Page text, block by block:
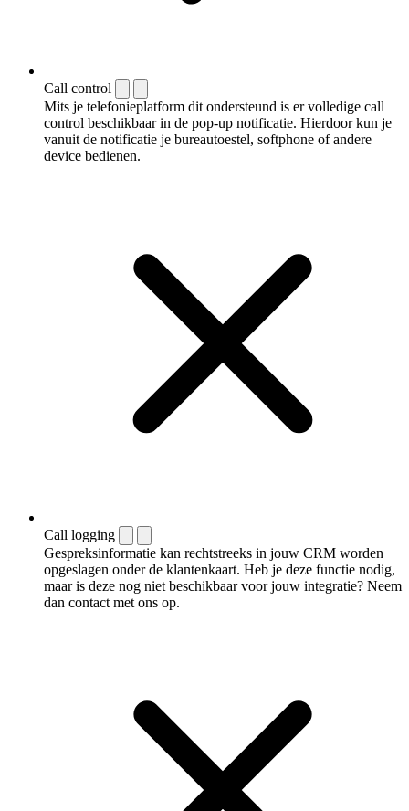
Call control
Mits je telefonieplatform dit ondersteund is er volledige call
control beschikbaar in de pop-up notificatie. Hierdoor kun je
vanuit de notificatie je bureautoestel, softphone of andere
device bedienen.
Call logging
Gespreksinformatie kan rechtstreeks in jouw CRM worden
opgeslagen onder de klantenkaart. Heb je deze functie nodig,
maar is deze nog niet beschikbaar voor jouw integratie? Neem
dan contact met ons op.